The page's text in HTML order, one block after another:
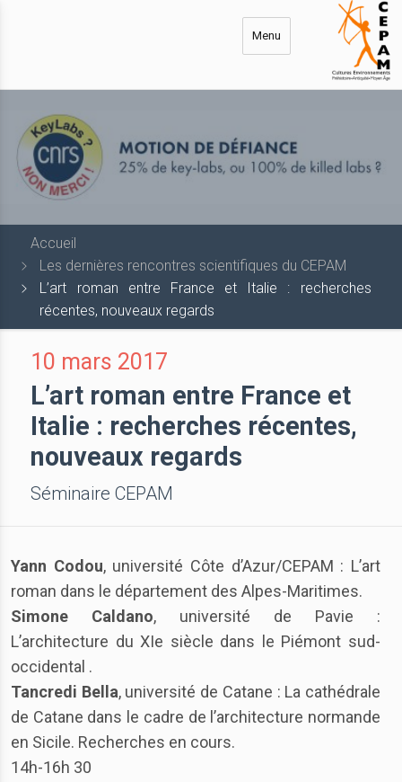
Menu
Accueil
Les dernières rencontres scientifiques du CEPAM
L’art roman entre France et Italie : recherches
récentes, nouveaux regards
10 mars 2017
L’art roman entre France et
Italie : recherches récentes,
nouveaux regards
Séminaire CEPAM
Yann Codou, université Côte d’Azur/CEPAM : L’art
roman dans le département des Alpes-Maritimes.
Simone Caldano, université de Pavie :
L’architecture du XIe siècle dans le Piémont sud-
occidental .
Tancredi Bella, université de Catane : La cathédrale
de Catane dans le cadre de l’architecture normande
en Sicile. Recherches en cours.
14h-16h 30